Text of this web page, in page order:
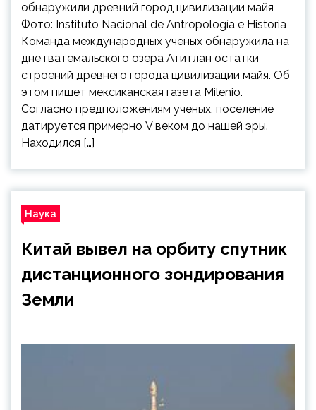
обнаружили древний город цивилизации майя
Фото: Instituto Nacional de Antropología e Historia
Команда международных ученых обнаружила на
дне гватемальского озера Атитлан остатки
строений древнего города цивилизации майя. Об
этом пишет мексиканская газета Milenio.
Согласно предположениям ученых, поселение
датируется примерно V веком до нашей эры.
Находился […]
Наука
Китай вывел на орбиту спутник
дистанционного зондирования
Земли